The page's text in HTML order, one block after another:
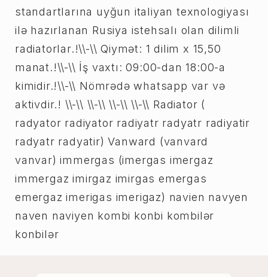
standartlarına uyğun italiyan texnologiyası
ilə hazırlanan Rusiya istehsalı olan dilimli
radiatorlar.!\\-\\ Qiymət: 1 dilim x 15,50
manat.!\\-\\ İş vaxtı: 09:00-dan 18:00-a
kimidir.!\\-\\ Nömrədə whatsapp var və
aktivdir.! \\-\\ \\-\\ \\-\\ \\-\\ Radiator (
radyator radiyator radiyatr radyatr radiyatir
radyatr radyatir) Vanward (vanvard
vanvar) immergas (imergas imergaz
immergaz imirgaz imirgas emergas
emergaz imerigas imerigaz) navien navyen
naven naviyen kombi konbi kombilər
konbilər